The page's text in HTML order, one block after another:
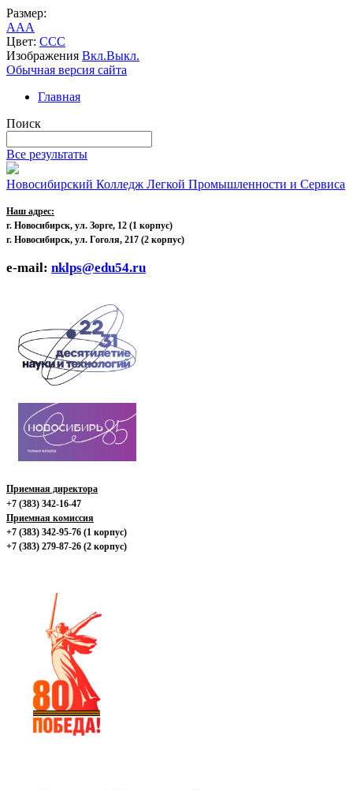
Размер:
AAA
Цвет: CCC
Изображения Вкл.Выкл.
Обычная версия сайта
Главная
Поиск
Все результаты
Новосибирский Колледж Легкой Промышленности и Сервиса
Наш адрес:
г. Новосибирск, ул. Зорге, 12 (1 корпус)
г. Новосибирск, ул. Гоголя, 217 (2 корпус)
e-mail: nklps@edu54.ru
Приемная директора
+7 (383) 342-16-47
Приемная комиссия
+7 (383) 342-95-76 (1 корпус)
+7 (383) 279-87-26 (2 корпус)